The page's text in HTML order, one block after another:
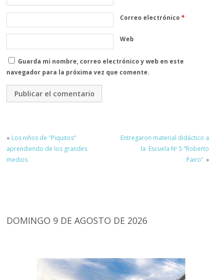
Correo electrónico*
Web
Guarda mi nombre, correo electrónico y web en este
navegador para la próxima vez que comente.
« Los niños de "Piquitos"
aprendiendo de los grandes
medios
Entregaron material didáctico a
la Escuela Nº 5 “Roberto
Pairo” »
DOMINGO 9 DE AGOSTO DE 2026